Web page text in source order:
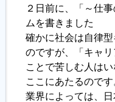
２日前に、「～仕
ムを書きました
確かに社会は自律
のですが、「キャ
ことで苦しむ人はい
ここにあたるのです
業界によっては、